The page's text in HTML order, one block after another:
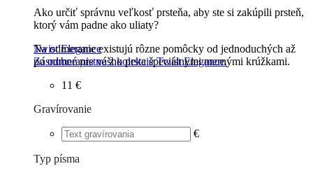
Twist Elegance
Zásnubné prstne z kolekcie Twist Elegance.
Ako určiť správnu veľkosť prsteňa, aby ste si zakúpili prsteň,
ktorý vám padne ako uliaty?
Na odmeranie existujú rôzne pomôcky od jednoduchých až
po odmeranie vášho prsta špeciálnymi mernými krúžkami.
11 €
Gravírovanie
€
Typ písma